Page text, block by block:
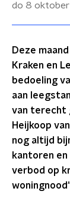
do 8
Deze
Kraken en
bedoeling
aan
van terecht
Heijkoop
nog altijd
kantoren en
verbod op